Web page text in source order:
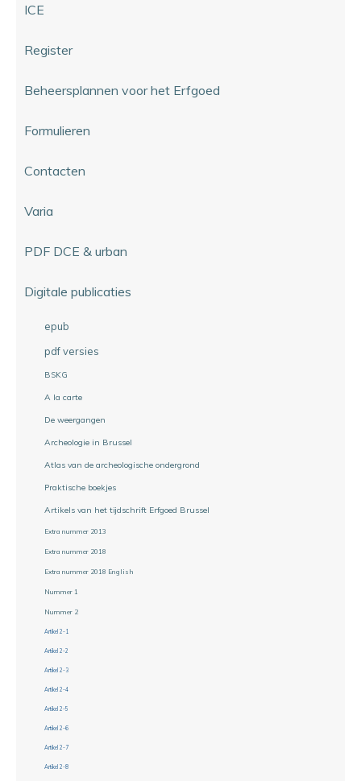
ICE
Register
Beheersplannen voor het Erfgoed
Formulieren
Contacten
Varia
PDF DCE & urban
Digitale publicaties
epub
pdf versies
BSKG
A la carte
De weergangen
Archeologie in Brussel
Atlas van de archeologische ondergrond
Praktische boekjes
Artikels van het tijdschrift Erfgoed Brussel
Extra nummer 2013
Extra nummer 2018
Extra nummer 2018 English
Nummer 1
Nummer 2
Artikel 2-1
Artikel 2-2
Artikel 2-3
Artikel 2-4
Artikel 2-5
Artikel 2-6
Artikel 2-7
Artikel 2-8